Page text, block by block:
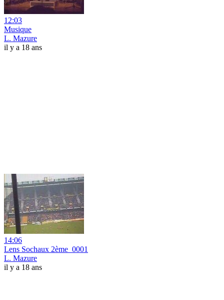
12:03
Musique
L. Mazure
il y a 18 ans
14:06
Lens Sochaux 2ème_0001
L. Mazure
il y a 18 ans